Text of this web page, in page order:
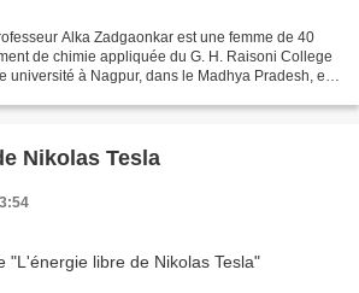
Alka Zadgaonkar est une femme de 40
de chimie appliquée du G. H. Raisoni College
université à Nagpur, dans le Madhya Pradesh, en
Nikolas Tesla